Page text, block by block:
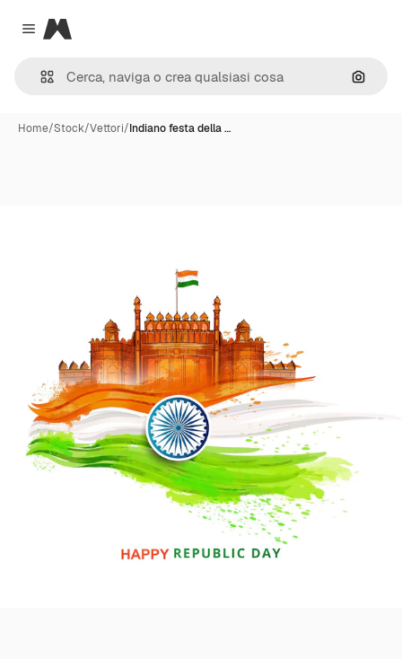
Close menu
Magnific
Cerca
Home/Stock/Vettori/Indiano festa della …